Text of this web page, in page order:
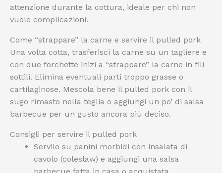
attenzione durante la cottura, ideale per chi non
vuole complicazioni.
Come “strappare” la carne e servire il pulled pork
Una volta cotta, trasferisci la carne su un tagliere e
con due forchette inizi a “strappare” la carne in fili
sottili. Elimina eventuali parti troppo grasse o
cartilaginose. Mescola bene il pulled pork con il
sugo rimasto nella teglia o aggiungi un po’ di salsa
barbecue per un gusto ancora più deciso.
Consigli per servire il pulled pork
Servilo su panini morbidi con insalata di
cavolo (coleslaw) e aggiungi una salsa